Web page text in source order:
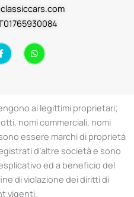
F
a
c
-
f
W
h
a
p
ai legittimi proprietari;
nomi commerciali, nomi
essere marchi di proprietà
d’altre società e sono
ed a beneficio del
di violazione dei diritti di
vigenti.